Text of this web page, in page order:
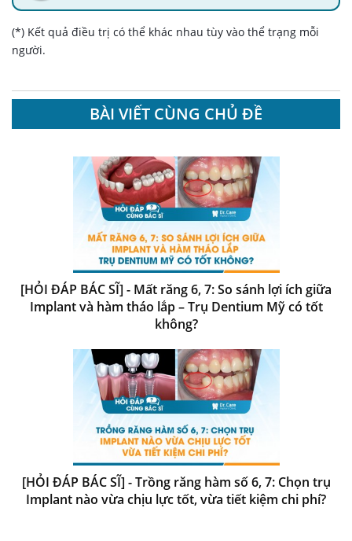
(*) Kết quả điều trị có thể khác nhau tùy vào thể trạng mỗi
người.
BÀI VIẾT CÙNG CHỦ ĐỀ
[HỎI ĐÁP BÁC SĨ] - Mất răng 6, 7: So sánh lợi ích giữa
Implant và hàm tháo lắp – Trụ Dentium Mỹ có tốt
không?
[HỎI ĐÁP BÁC SĨ] - Trồng răng hàm số 6, 7: Chọn trụ
Implant nào vừa chịu lực tốt, vừa tiết kiệm chi phí?